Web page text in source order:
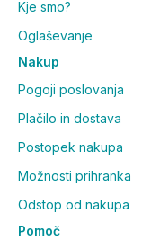
Kje smo?
Oglaševanje
Nakup
Pogoji poslovanja
Plačilo in dostava
Postopek nakupa
Možnosti prihranka
Odstop od nakupa
Pomoč